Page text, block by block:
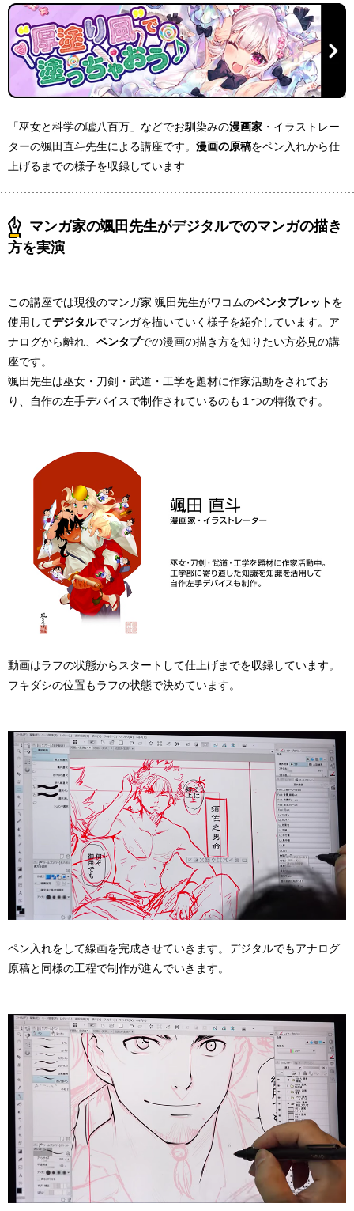
「巫女と科学の嘘八百万」などでお馴染みの漫画家 ・イラストレー
ターの颯田直斗先生による講座です。 漫画の原稿をペン入れから仕
上げるまでの様子を収録しています
マンガ家の颯田先生がデジタルでのマンガの描き
方を実演
この講座では現役のマンガ家 颯田先生がワコムのペンタブレットを
使用してデジタルでマンガを描いていく様子を紹介しています。ア
ナログから離れ、 ペンタブでの漫画の描き方を知りたい方必見の講
座です。
颯田先生は巫女・刀剣・武道・工学を題材に作家活動をされてお
り、自作の左手デバイスで制作されているのも１つの特徴です。
動画はラフの状態からスタートして仕上げまでを収録しています。
フキダシの位置もラフの状態で決めています。
ペン入れをして線画を完成させていきます。デジタルでもアナログ
原稿と同様の工程で制作が進んでいきます。